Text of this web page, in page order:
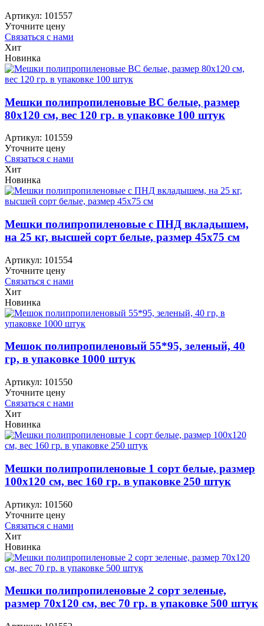
Артикул: 101557
Уточните цену
Связаться с нами
Хит
Новинка
Мешки полипропиленовые ВС белые, размер
80х120 см, вес 120 гр. в упаковке 100 штук
Артикул: 101559
Уточните цену
Связаться с нами
Хит
Новинка
Мешки полипропиленовые с ПНД вкладышем,
на 25 кг, высшей сорт белые, размер 45х75 см
Артикул: 101554
Уточните цену
Связаться с нами
Хит
Новинка
Мешок полипропиленовый 55*95, зеленый, 40
гр, в упаковке 1000 штук
Артикул: 101550
Уточните цену
Связаться с нами
Хит
Новинка
Мешки полипропиленовые 1 сорт белые, размер
100х120 см, вес 160 гр. в упаковке 250 штук
Артикул: 101560
Уточните цену
Связаться с нами
Хит
Новинка
Мешки полипропиленовые 2 сорт зеленые,
размер 70х120 см, вес 70 гр. в упаковке 500 штук